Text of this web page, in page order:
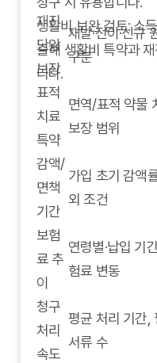
생활비 보완 검토: 소
출해 생활비 특약과
니다.
재진
단암
보장
재발·전이·신규
구분
표적
치료
특약
면역/표적 약물
보장 범위
감액/
면책
기간
가입 초기 감액
외 조건
보험
료 추
이
연령별·납입 기
험료 변동
청구
처리
속도
평균 처리 기간,
서류 수